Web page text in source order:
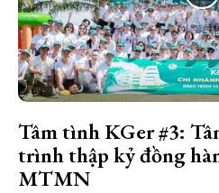
Tâm tình KGer #3:
trình thập kỷ đồng
MTMN